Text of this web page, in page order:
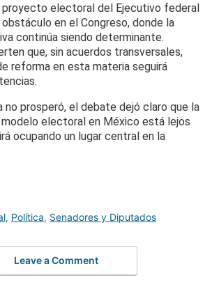
proyecto electoral del Ejecutivo federal
en el Congreso, donde la
continúa siendo determinante.
que, sin acuerdos transversales,
reforma en esta materia seguirá
no prosperó, el debate dejó claro que la
electoral en México está lejos
ocupando un lugar central en la
, Política, Senadores y Diputados
Leave a Comment